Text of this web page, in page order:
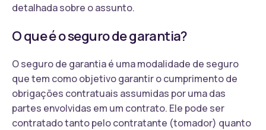
detalhada sobre o assunto.
O que é o seguro de garantia?
O seguro de garantia é uma modalidade de seguro
que tem como objetivo garantir o cumprimento de
obrigações contratuais assumidas por uma das
partes envolvidas em um contrato. Ele pode ser
contratado tanto pelo contratante (tomador) quanto